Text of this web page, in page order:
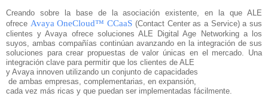
Creando sobre la base de la asociación existente, en la que ALE
ofrece Avaya OneCloud™ CCaaS (Contact Center as a Service) a sus
clientes y Avaya ofrece soluciones ALE Digital Age Networking a los
suyos, ambas compañías continúan avanzando en la integración de sus
soluciones para crear propuestas de valor únicas en el mercado. Una
integración clave para permitir que los clientes de ALE
y Avaya innoven utilizando un conjunto de capacidades
de ambas empresas, complementarias, en expansión,
cada vez más ricas y que puedan ser implementadas fácilmente.